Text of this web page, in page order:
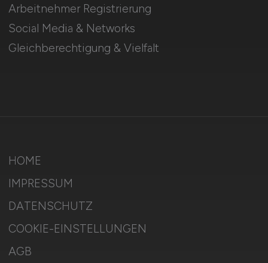
Arbeitnehmer Registrierung
Social Media & Networks
Gleichberechtigung & Vielfalt
HOME
IMPRESSUM
DATENSCHUTZ
COOKIE-EINSTELLUNGEN
AGB